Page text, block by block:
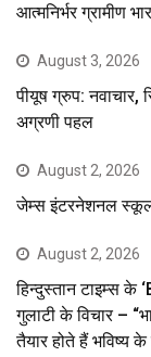
आत्मनिर्भर ग्रामीण
August 3, 2026
पीयूष ग्रुप:
अग्रणी पहल
August 2, 2026
जेम्स इंटरनेशनल
August 2, 2026
हिन्दुस्तान टाइम्स के
गुलाटी के विचार –
तैयार होते हैं भविष्य